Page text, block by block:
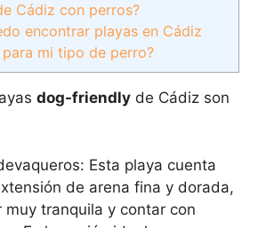
Cádiz con perros?
encontrar playas en Cádiz
para mi tipo de perro?
dog-friendly de Cádiz son
Esta playa cuenta
de arena fina y dorada,
muy tranquila y contar con